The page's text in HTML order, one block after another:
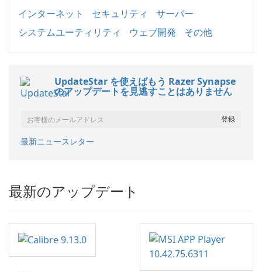
インターネット
セキュリティ
サーバー
システムユーティリティ
ウェブ開発 その他
UpdateStar を使えばもう Razer Synapse
のアップデートを見逃すことはありません
最新ニュースレター
最新のアップデート